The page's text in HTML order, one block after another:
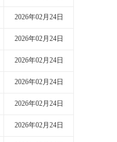
2026年02月24日
2026年02月24日
2026年02月24日
2026年02月24日
2026年02月24日
2026年02月24日